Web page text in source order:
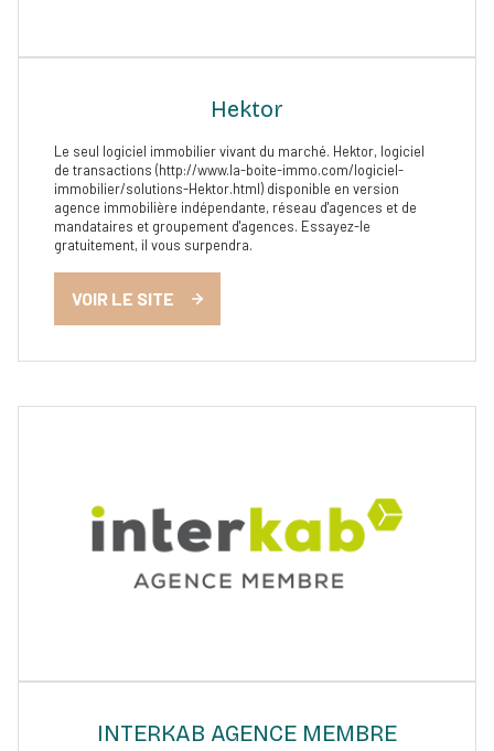
Hektor
Le seul logiciel immobilier vivant du marché. Hektor, logiciel
de transactions (http://www.la-boite-immo.com/logiciel-
immobilier/solutions-Hektor.html) disponible en version
agence immobilière indépendante, réseau d'agences et de
mandataires et groupement d'agences. Essayez-le
gratuitement, il vous surpendra.
VOIR LE SITE
INTERKAB AGENCE MEMBRE